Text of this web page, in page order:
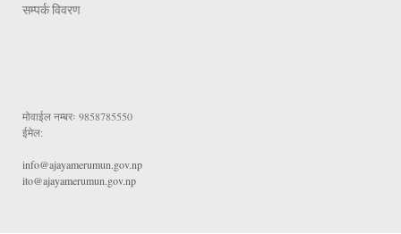
सम्पर्क विवरण
मोवाईल नम्बरः 9858785550
ईमेल:
info@ajayamerumun.gov.np
ito@ajayamerumun.gov.np